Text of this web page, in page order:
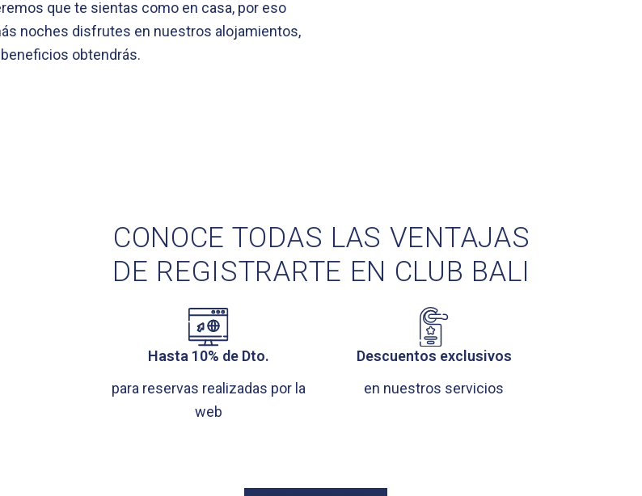
que te sientas como en casa, por eso
noches disfrutes en nuestros alojamientos,
obtendrás.
CONOCE TODAS LAS VENTAJAS
DE REGISTRARTE EN CLUB BALI
Hasta 10% de Dto.
para reservas realizadas por la
web
Descuentos exclusivos
en nuestros servicios